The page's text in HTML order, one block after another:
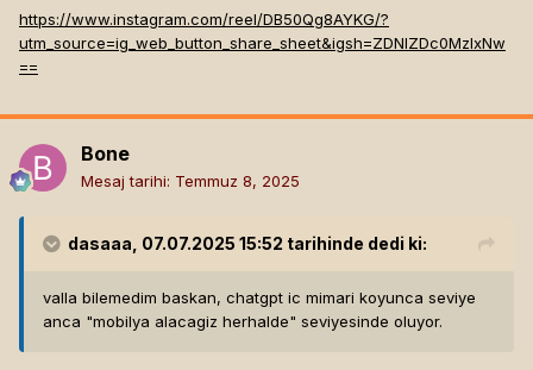
https://www.instagram.com/reel/DB50Qg8AYKG/?
utm_source=ig_web_button_share_sheet&igsh=ZDNlZDc0MzIxNw
==
Bone
Mesaj tarihi: Temmuz 8, 2025
dasaaa , 07.07.2025 15:52 tarihinde dedi ki:
valla bilemedim baskan, chatgpt ic mimari koyunca seviye
anca "mobilya alacagiz herhalde" seviyesinde oluyor.